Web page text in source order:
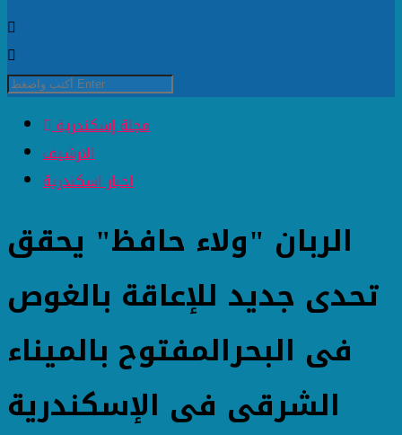
مجلة إسكندرية
الارشيف
اخبار اسكندرية
الربان "ولاء حافظ" يحقق
تحدى جديد للإعاقة بالغوص
فى البحرالمفتوح بالميناء
الشرقى فى الإسكندرية